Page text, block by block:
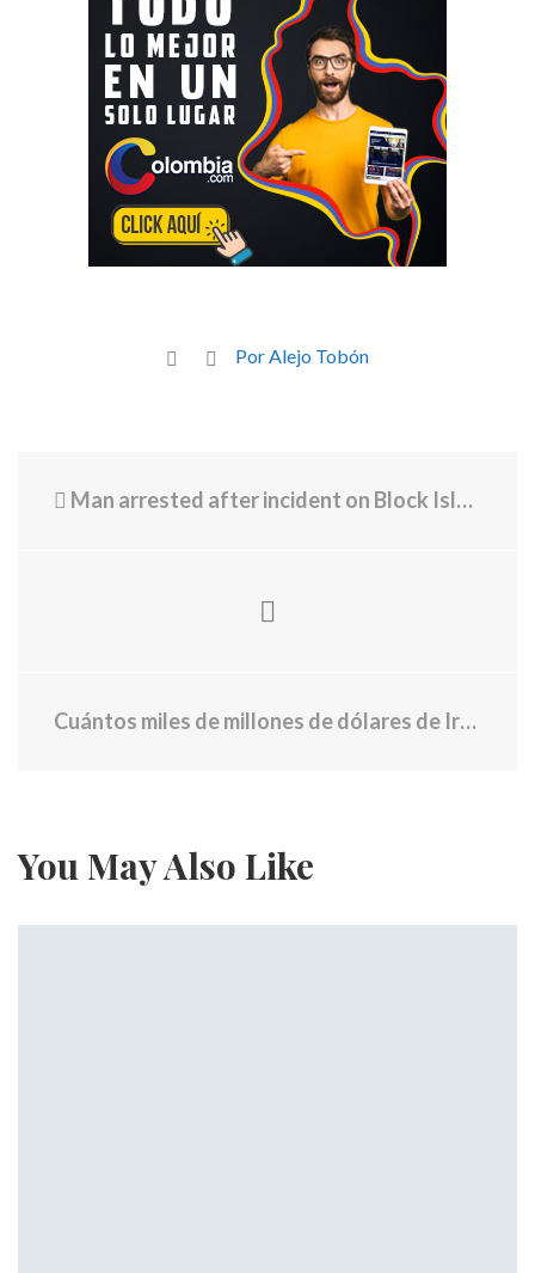
Por Alejo Tobón
Man arrested after incident on Block Island Ferry
Cuántos miles de millones de dólares de Irán están congelados por EE.UU. y por qué son clave para negociar la paz y reactivar la economía iraní
You May Also Like